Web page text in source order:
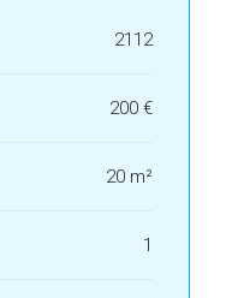
2112
200 €
20 m²
1